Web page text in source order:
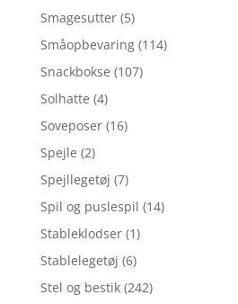
Smagesutter (5)
Småopbevaring (114)
Snackbokse (107)
Solhatte (4)
Soveposer (16)
Spejle (2)
Spejllegetøj (7)
Spil og puslespil (14)
Stableklodser (1)
Stablelegetøj (6)
Stel og bestik (242)